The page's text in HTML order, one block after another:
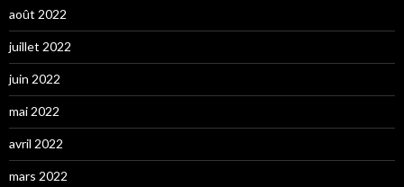
août 2022
juillet 2022
juin 2022
mai 2022
avril 2022
mars 2022